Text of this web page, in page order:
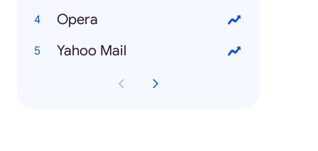
Opera
Yahoo Mail